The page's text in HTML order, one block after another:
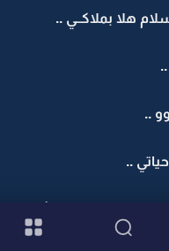
هلا بملاكــي ..
..
..